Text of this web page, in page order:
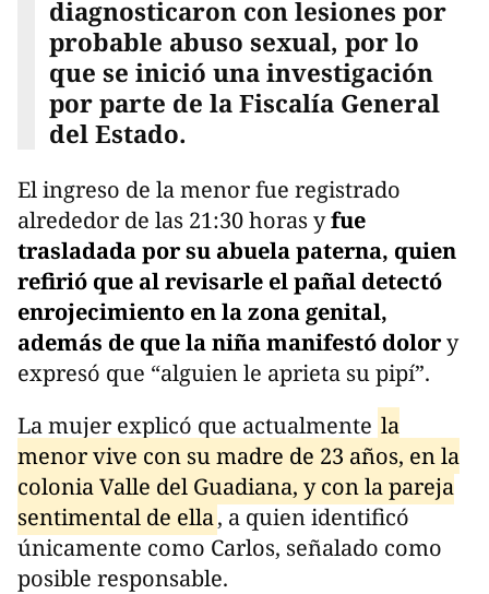
diagnosticaron con lesiones por
probable abuso sexual, por lo
que se inició una investigación
por parte de la Fiscalía General
del Estado.
El ingreso de la menor fue registrado
alrededor de las 21:30 horas yfue
trasladada por su abuela paterna, quien
refirió que al revisarle el pañal detectó
enrojecimiento en la zona genital,
además de que la niña manifestó dolory
expresó que “alguien le aprieta su pipí”.
La mujer explicó que actualmente la
menor vive con su madre de 23 años, en la
colonia Valle del Guadiana, y con la pareja
sentimental de ella, a quien identificó
únicamente como Carlos, señalado como
posible responsable.